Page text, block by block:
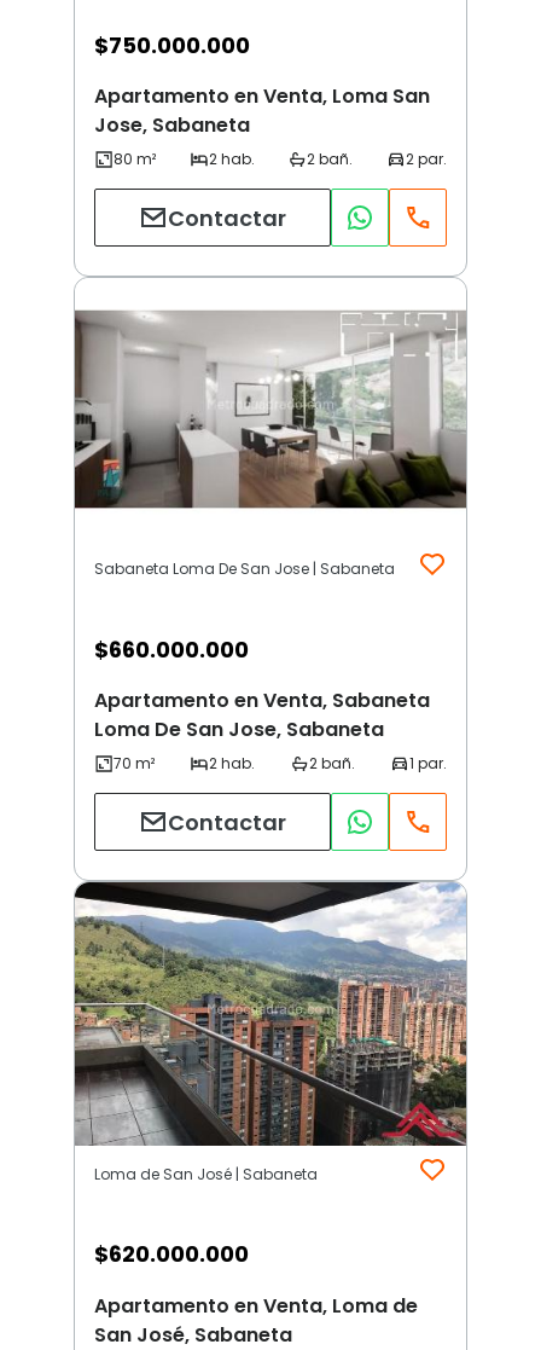
$750.000.000
Apartamento en Venta, Loma San
Jose, Sabaneta
Contactar
Sabaneta Loma De San Jose | Sabaneta
$660.000.000
Apartamento en Venta, Sabaneta
Loma De San Jose, Sabaneta
Contactar
Loma de San José | Sabaneta
$620.000.000
Apartamento en Venta, Loma de
San José, Sabaneta